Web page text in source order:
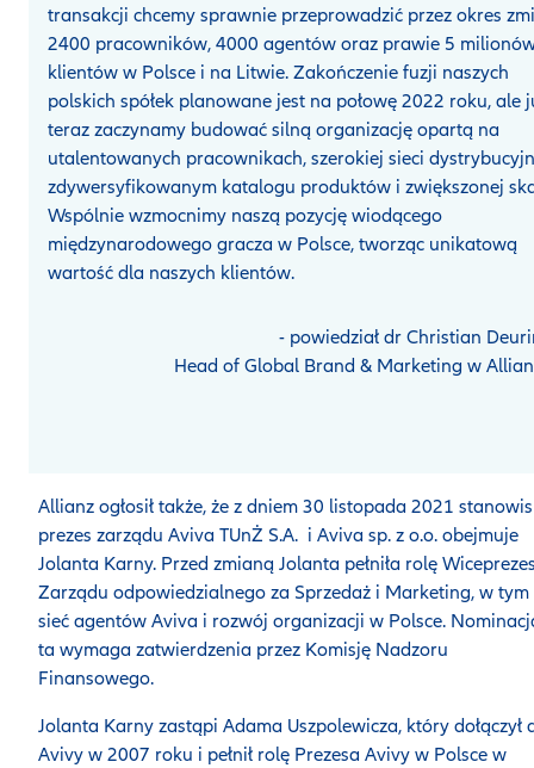
transakcji chcemy sprawnie przeprowadzić przez okres
2400 pracowników, 4000 agentów oraz prawie 5
klientów w Polsce i na Litwie. Zakończenie fuzji naszych
polskich spółek planowane jest na połowę 2022 roku, ale
teraz zaczynamy budować silną organizację opartą na
utalentowanych pracownikach, szerokiej sieci
zdywersyfikowanym katalogu produktów i zwiększonej
Wspólnie wzmocnimy naszą pozycję wiodącego
międzynarodowego gracza w Polsce, tworząc unikatową
wartość dla naszych klientów.
- powiedział dr Christian
Head of Global Brand & Marketing w
Allianz ogłosił także, że z dniem 30 listopada 2021
prezes zarządu Aviva TUnŻ S.A. i Aviva sp. z o.o. obejmuje
Jolanta Karny. Przed zmianą Jolanta pełniła rolę
Zarządu odpowiedzialnego za Sprzedaż i Marketing, w tym
sieć agentów Aviva i rozwój organizacji w Polsce.
ta wymaga zatwierdzenia przez Komisję Nadzoru
Finansowego.
Jolanta Karny zastąpi Adama Uszpolewicza, który dołączył
Avivy w 2007 roku i pełnił rolę Prezesa Avivy w Polsce w